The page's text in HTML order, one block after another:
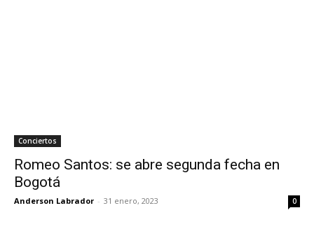
Conciertos
Romeo Santos: se abre segunda fecha en
Bogotá
Anderson Labrador - 31 enero, 2023 0